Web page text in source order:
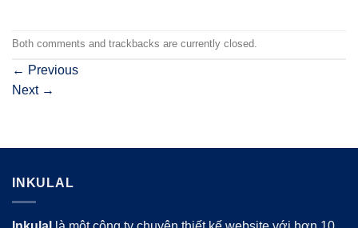
Both comments and trackbacks are currently closed.
← Previous
Next →
INKULAL